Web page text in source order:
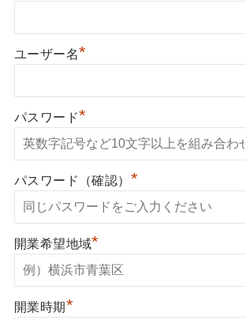
ユーザー名*
パスワード*
パスワード（確認） *
開業希望地域*
開業時期*